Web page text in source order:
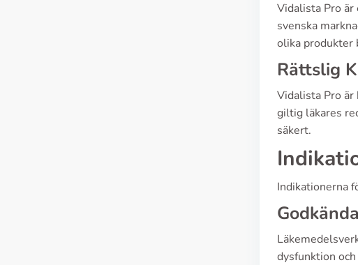
Vidalista Pro
svenska
olika produkter
Rättslig
Vidalista Pro
giltig läkares
säkert.
Indikationerna
dysfunktion